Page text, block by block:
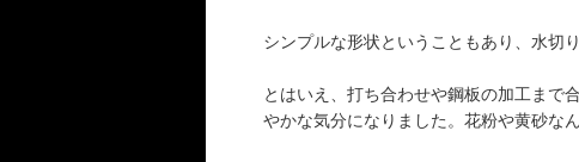
シンプルな形状ということもあり、水切
とはいえ、打ち合わせや鋼板の加工まで
やかな気分になりました。花粉や黄砂な